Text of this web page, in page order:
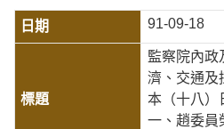
91-09-18
監察院內政
濟、交通及
本（十八）
一、趙委員